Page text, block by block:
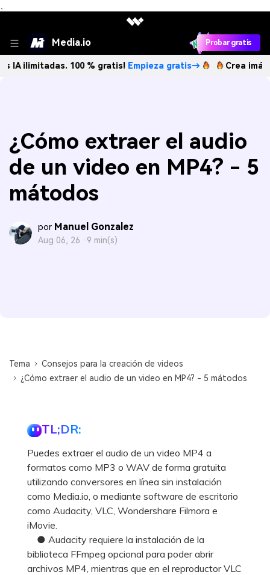
、
Media.io Probar gratis
100 % gratis!Empieza gratis→ Crea imágenes IA
¿Cómo extraer el audio
de un video en MP4? - 5
mátodos
por Manuel Gonzalez
Aug 06, 26 · 9 min(s)
Tema
Consejos para la creación de videos
¿Cómo extraer el audio de un video en MP4? - 5 mátodos
TL;DR:
Puedes extraer el audio de un video MP4 a
formatos como MP3 o WAV de forma gratuita
utilizando conversores en línea sin instalación
como Media.io, o mediante software de escritorio
como Audacity, VLC, Wondershare Filmora e
iMovie.
● Audacity requiere la instalación de la
biblioteca FFmpeg opcional para poder abrir
archivos MP4, mientras que en el reproductor VLC